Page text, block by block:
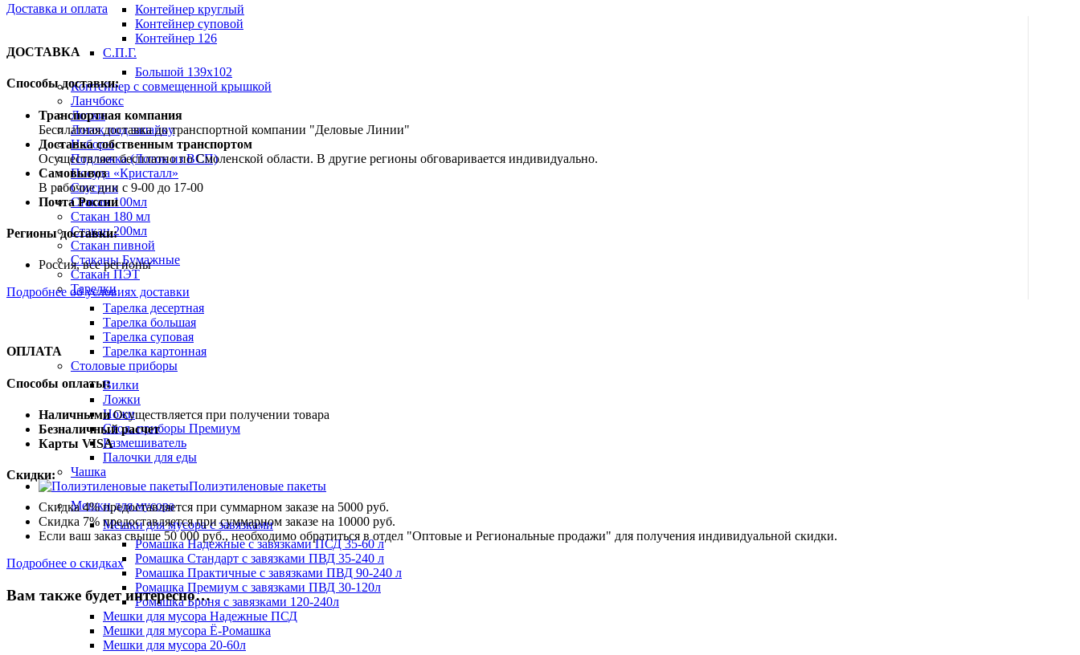
Контейнер круглый
Контейнер суповой
Контейнер 126
С.П.Г.
Большой 139х102
Контейнер с совмещенной крышкой
Ланчбокс
Лотки
Лоток под запайку
Наборы
Подложка (Лоток из ВСП)
Посуда «Кристалл»
Соусник
Стакан 100мл
Стакан 180 мл
Стакан 200мл
Стакан пивной
Стаканы Бумажные
Стакан ПЭТ
Тарелки
Тарелка десертная
Тарелка большая
Тарелка суповая
Тарелка картонная
Столовые приборы
Вилки
Ложки
Ножи
Стол. приборы Премиум
Размешиватель
Палочки для еды
Чашка
Полиэтиленовые пакеты
Мешки для мусора
Мешки для мусора с завязками
Ромашка Надежные с завязками ПСД 35-60 л
Ромашка Стандарт с завязками ПВД 35-240 л
Ромашка Практичные с завязками ПВД 90-240 л
Ромашка Премиум с завязками ПВД 30-120л
Ромашка Броня с завязками 120-240л
Мешки для мусора Надежные ПСД
Мешки для мусора Ё-Ромашка
Мешки для мусора 20-60л
Доставка и оплата
ДОСТАВКА
Способы доставки:
Транспортная компания
Бесплатная доставка до транспортной компании "Деловые Линии"
Доставка собственным транспортом
Осуществляет бесплатно по Смоленской области. В другие регионы обговаривается индивидуально.
Самовывоз
В рабочие дни с 9-00 до 17-00
Почта России
Регионы доставки:
Россия, все регионы
Подробнее об условиях доставки
ОПЛАТА
Способы оплаты:
НаличнымиОсуществляется при получении товара
Безналичный расчет
Карты VISA
Скидки:
Скидка 4% предоставляется при суммарном заказе на 5000 руб.
Скидка 7% предоставляется при суммарном заказе на 10000 руб.
Если ваш заказ свыше 50 000 руб., необходимо обратиться в отдел "Оптовые и Региональные продажи" для получения индивидуальной скидки.
Подробнее о скидках
Вам также будет интересно…